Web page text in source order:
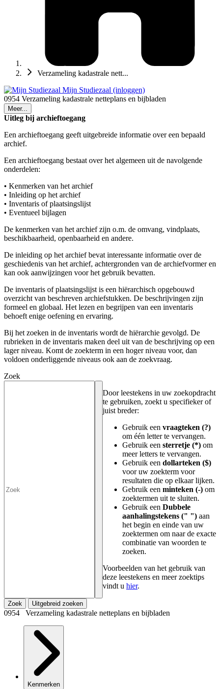
Verzameling kadastrale nett...
Mijn Studiezaal (inloggen)
0954 Verzameling kadastrale netteplans en bijbladen
Meer...
Uitleg bij archieftoegang
Een archieftoegang geeft uitgebreide informatie over een bepaald
archief.
Een archieftoegang bestaat over het algemeen uit de navolgende
onderdelen:
• Kenmerken van het archief
• Inleiding op het archief
• Inventaris of plaatsingslijst
• Eventueel bijlagen
De kenmerken van het archief zijn o.m. de omvang, vindplaats,
beschikbaarheid, openbaarheid en andere.
De inleiding op het archief bevat interessante informatie over de
geschiedenis van het archief, achtergronden van de archiefvormer en
kan ook aanwijzingen voor het gebruik bevatten.
De inventaris of plaatsingslijst is een hiërarchisch opgebouwd
overzicht van beschreven archiefstukken. De beschrijvingen zijn
formeel en globaal. Het lezen en begrijpen van een inventaris
behoeft enige oefening en ervaring.
Bij het zoeken in de inventaris wordt de hiërarchie gevolgd. De
rubrieken in de inventaris maken deel uit van de beschrijving op een
lager niveau. Komt de zoekterm in een hoger niveau voor, dan
voldoen onderliggende niveaus ook aan de zoekvraag.
Zoek
Door leestekens in uw zoekopdracht
te gebruiken, zoekt u specifieker of
juist breder:
Gebruik een vraagteken (?)
om één letter te vervangen.
Gebruik een sterretje (*) om
meer letters te vervangen.
Gebruik een dollarteken ($)
voor uw zoekterm voor
resultaten die op elkaar lijken.
Gebruik een minteken (-) om
zoektermen uit te sluiten.
Gebruik een Dubbele
aanhalingstekens (" ") aan
het begin en einde van uw
zoektermen om naar de exacte
combinatie van woorden te
zoeken.
Voorbeelden van het gebruik van
deze leestekens en meer zoektips
vindt u hier.
Zoek Uitgebreid zoeken
0954 Verzameling kadastrale netteplans en bijbladen
Kenmerken